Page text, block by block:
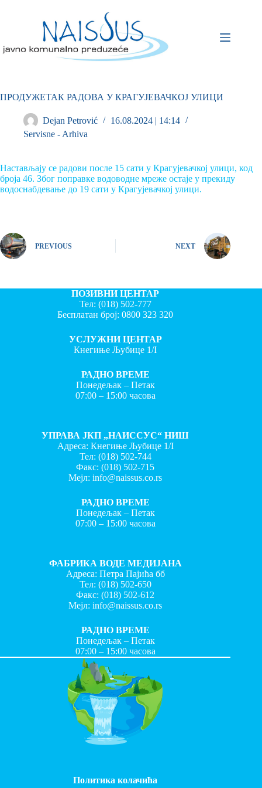
ПРОДУЖЕТАК РАДОВА У КРАГУЈЕВАЧКОЈ УЛИЦИ
Dejan Petrović
16.08.2024 | 14:14
Servisne - Arhiva
Настављају се радови после 15 сати у Крагујевачкој улици, код
броја 46. Због поправке водоводне мреже остаје у прекиду
водоснабдевање до 19 сати у Крагујевачкој улици.
PREVIOUS NEXT
ПОЗИВНИ ЦЕНТАР
Тел: (018) 502-777
Бесплатан број:0800 323 320
УСЛУЖНИ ЦЕНТАР
Кнегиње Љубице 1/I
РАДНО ВРЕМЕ
Понедељак – Петак
07:00 – 15:00 часова
УПРАВА ЈКП „НАИССУС“ НИШ
Адреса: Кнегиње Љубице 1/I
Тел: (018) 502-744
Факс:(018) 502-715
Мејл:info@naissus.co.rs
РАДНО ВРЕМЕ
Понедељак – Петак
07:00 – 15:00 часова
ФАБРИКА ВОДЕ МЕДИЈАНА
Адреса: Петра Пајића бб
Тел: (018) 502-650
Факс:(018) 502-612
Мејл:info@naissus.co.rs
РАДНО ВРЕМЕ
Понедељак – Петак
07:00 – 15:00 часова
Политика колачића